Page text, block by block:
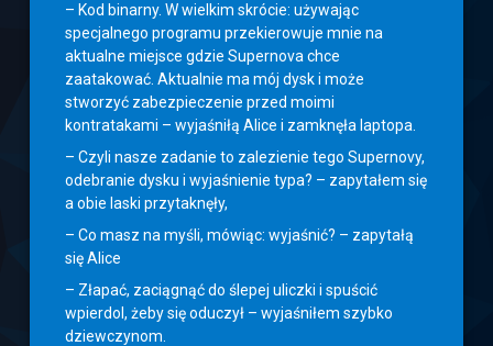
– Kod binarny. W wielkim skrócie: używając
specjalnego programu przekierowuje mnie na
aktualne miejsce gdzie Supernova chce
zaatakować. Aktualnie ma mój dysk i może
stworzyć zabezpieczenie przed moimi
kontratakami – wyjaśniłą Alice i zamknęła laptopa.
– Czyli nasze zadanie to zalezienie tego Supernovy,
odebranie dysku i wyjaśnienie typa? – zapytałem się
a obie laski przytaknęły,
– Co masz na myśli, mówiąc: wyjaśnić? – zapytałą
się Alice
– Złapać, zaciągnąć do ślepej uliczki i spuścić
wpierdol, żeby się oduczył – wyjaśniłem szybko
dziewczynom.